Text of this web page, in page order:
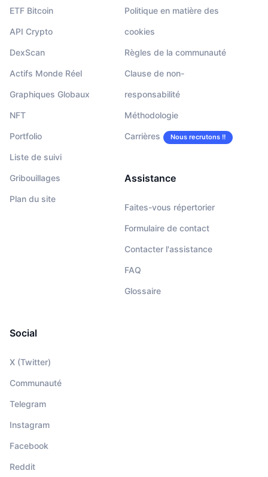
ETF Bitcoin
API Crypto
DexScan
Actifs Monde Réel
Graphiques Globaux
NFT
Portfolio
Liste de suivi
Gribouillages
Plan du site
Politique en matière des
cookies
Règles de la communauté
Clause de non-
responsabilité
Méthodologie
Carrières Nous recrutons !!
Assistance
Faites-vous répertorier
Formulaire de contact
Contacter l'assistance
FAQ
Glossaire
Social
X (Twitter)
Communauté
Telegram
Instagram
Facebook
Reddit